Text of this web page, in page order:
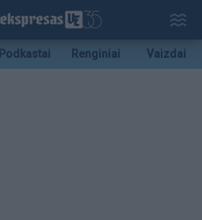
Podkastai Renginiai Vaizdai